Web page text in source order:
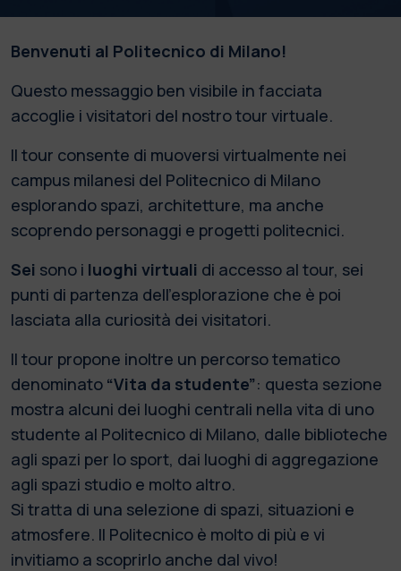
Benvenuti al Politecnico di Milano!
Questo messaggio ben visibile in facciata
accoglie i visitatori del nostro tour virtuale.
Il tour consente di muoversi virtualmente nei
campus milanesi del Politecnico di Milano
esplorando spazi, architetture, ma anche
scoprendo personaggi e progetti politecnici.
Sei sono i luoghi virtuali di accesso al tour, sei
punti di partenza dell’esplorazione che è poi
lasciata alla curiosità dei visitatori.
Il tour propone inoltre un percorso tematico
denominato “Vita da studente”: questa sezione
mostra alcuni dei luoghi centrali nella vita di uno
studente al Politecnico di Milano, dalle biblioteche
agli spazi per lo sport, dai luoghi di aggregazione
agli spazi studio e molto altro.
Si tratta di una selezione di spazi, situazioni e
atmosfere. Il Politecnico è molto di più e vi
invitiamo a scoprirlo anche dal vivo!